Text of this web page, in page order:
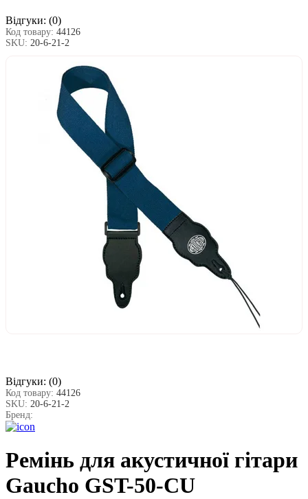
Відгуки: (0)
Код товару: 44126
SKU: 20-6-21-2
Відгуки: (0)
Код товару: 44126
SKU: 20-6-21-2
Бренд:
Ремінь для акустичної гітари
Gaucho GST-50-CU